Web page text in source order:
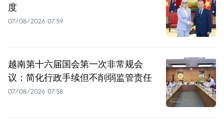
度
07/08/2026 07:59
越南第十六届国会第一次非常规会
议：简化行政手续但不削弱监管责任
07/08/2026 07:58